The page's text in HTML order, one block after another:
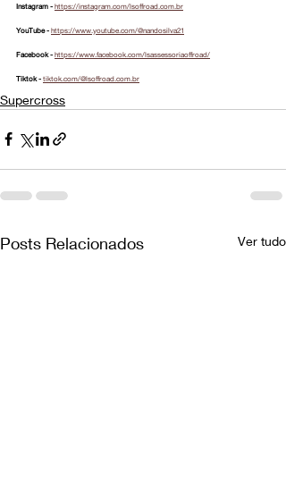
Instagram - https://instagram.com/lsoffroad.com.br
YouTube - https://www.youtube.com/@nandosilva21
Facebook - https://www.facebook.com/lsassessoriaoffroad/
Tiktok - tiktok.com/@lsoffroad.com.br
Supercross
Posts Relacionados Ver tudo